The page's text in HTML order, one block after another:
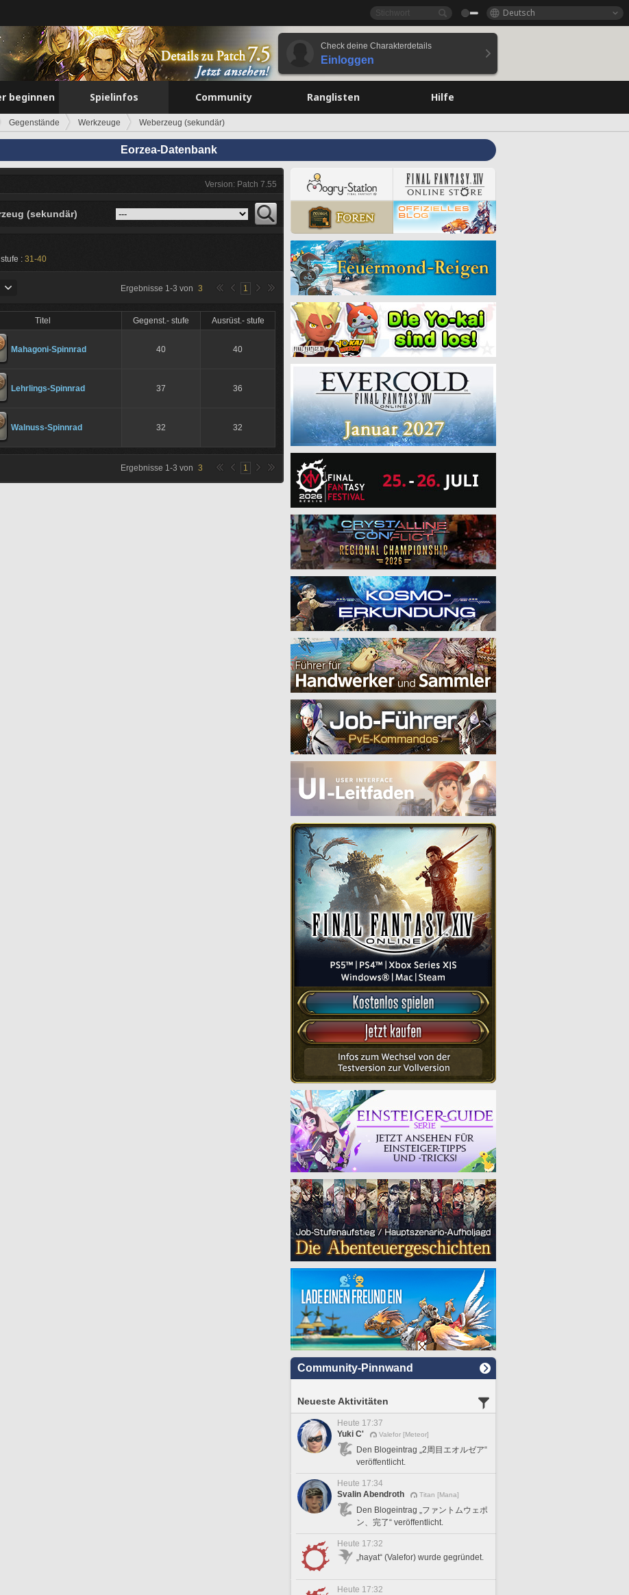
Deutsch
Check deine Charakterdetails
Einloggen
beginnen Spielinfos Community Ranglisten Hilfe
Gegenstände Werkzeuge Weberzeug (sekundär)
Eorzea-Datenbank
Version: Patch 7.55
(sekundär)
: 31-40
Ergebnisse 1-3 von 3 1
Titel Gegenst.- stufe Ausrüst.- stufe
Mahagoni-Spinnrad 40 40
Lehrlings-Spinnrad 37 36
Walnuss-Spinnrad 32 32
Ergebnisse 1-3 von 3 1
Community-Pinnwand
Neueste Aktivitäten
Heute 17:37
Yuki C'
Valefor [Meteor]
Den Blogeintrag „2周目エオルゼア“
veröffentlicht.
Heute 17:34
Svalin Abendroth
Titan [Mana]
Den Blogeintrag „ファントムウェポ
ン、完了“ veröffentlicht.
Heute 17:32
„hayat“ (Valefor) wurde gegründet.
Heute 17:32